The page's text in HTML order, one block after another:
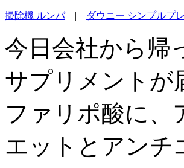
掃除機 ルンバ| ダウニー シンプルプ
今日会社から帰
サプリメントが
ファリポ酸に、
エットとアンチ